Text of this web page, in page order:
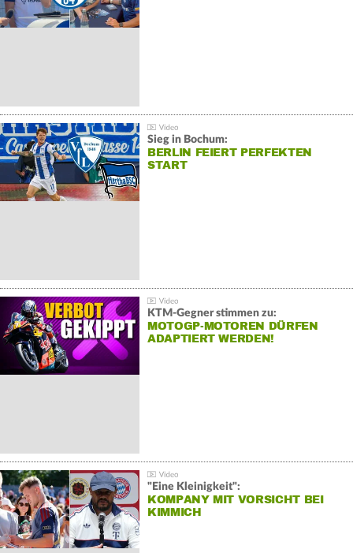
Sieg in Bochum:
BERLIN FEIERT PERFEKTEN
START
KTM-Gegner stimmen zu:
MOTOGP-MOTOREN DÜRFEN
ADAPTIERT WERDEN!
"Eine Kleinigkeit":
KOMPANY MIT VORSICHT BEI
KIMMICH